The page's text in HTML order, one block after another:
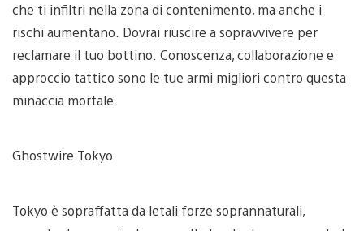
che ti infiltri nella zona di contenimento, ma anche i
rischi aumentano. Dovrai riuscire a sopravvivere per
reclamare il tuo bottino. Conoscenza, collaborazione e
approccio tattico sono le tue armi migliori contro questa
minaccia mortale.
Ghostwire Tokyo
Tokyo è sopraffatta da letali forze soprannaturali,